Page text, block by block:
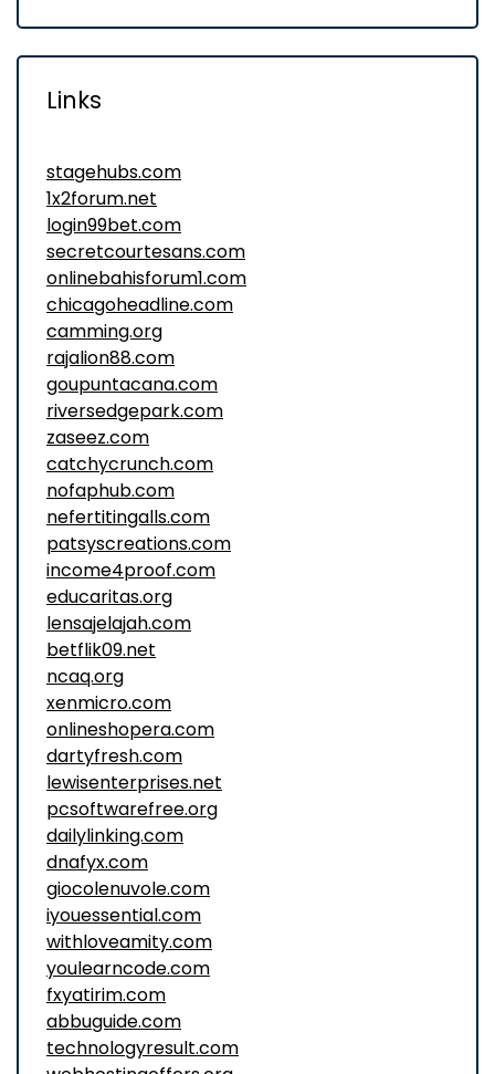
Links
stagehubs.com
1x2forum.net
login99bet.com
secretcourtesans.com
onlinebahisforum1.com
chicagoheadline.com
camming.org
rajalion88.com
goupuntacana.com
riversedgepark.com
zaseez.com
catchycrunch.com
nofaphub.com
nefertitingalls.com
patsyscreations.com
income4proof.com
educaritas.org
lensajelajah.com
betflik09.net
ncaq.org
xenmicro.com
onlineshopera.com
dartyfresh.com
lewisenterprises.net
pcsoftwarefree.org
dailylinking.com
dnafyx.com
giocolenuvole.com
iyouessential.com
withloveamity.com
youlearncode.com
fxyatirim.com
abbuguide.com
technologyresult.com